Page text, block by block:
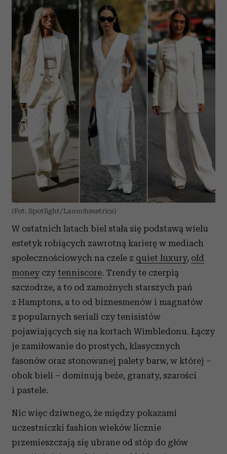
(Fot. Spotlight/Launchmetrics)
W ostatnich latach biel stała się podstawą wielu
estetyk robiących zawrotną karierę w mediach
społecznościowych na czele z quiet luxury, old
money czy tenniscore. Trendy te czerpią
szczodrze, a to od zamożnych starszych pań
z Hamptons, a to od biznesmenów i magnatów
z popularnych seriali czy tenisistów
pojawiających się na kortach Wimbledonu. Łączy
je zamiłowanie do prostych, klasycznych
fasonów oraz stonowanej palety barw, w której –
obok bieli – dominują beże, granaty, szarości
i pastele.
Nic więc dziwnego, że między pokazami
uczestniczki fashion wieków licznie
przemieszczają się ubrane od stóp do głów